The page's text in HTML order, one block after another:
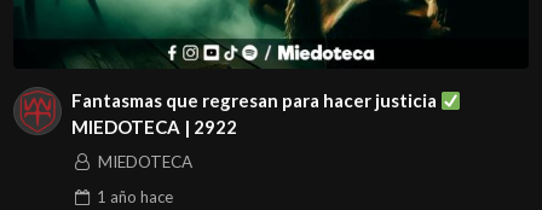
Fantasmas que regresan para hacer justicia
MIEDOTECA | 2922
MIEDOTECA
1 año hace